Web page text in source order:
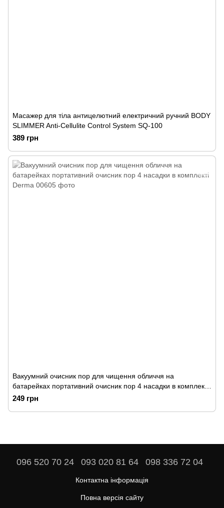
Масажер для тіла антицелютний електричний ручний BODY
SLIMMER Anti-Cellulite Control System SQ-100
389 грн
Вакуумний очисник пор для чищення обличчя на
батарейках портативний очисник пор 4 насадки в комплекті
Derma
249 грн
096 520 70 24 093 020 81 64 098 336 72 04
Контактна інформація
Повна версія сайту